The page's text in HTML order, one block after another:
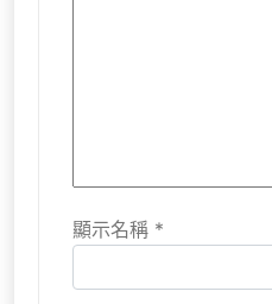
顯示名稱 *